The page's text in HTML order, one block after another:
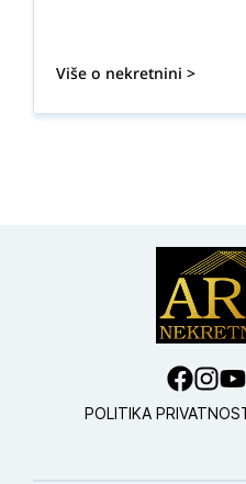
Više o nekretnini >
POLITIKA